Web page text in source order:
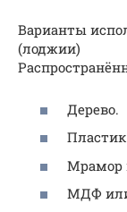
Варианты
(лоджии)
Дерево.
Мрамор
МДФ